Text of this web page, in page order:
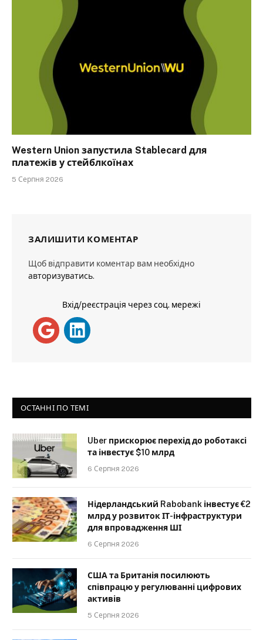
Western Union запустила Stablecard для
платежів у стейблкоїнах
5 Серпня 2026
ЗАЛИШИТИ КОМЕНТАР
Щоб відправити коментар вам необхідно
авторизуватись.
Вхід/реєстрація через соц. мережі
ОСТАННІ ПО ТЕМІ
Uber прискорює перехід до роботаксі
та інвестує $10 млрд
6 Серпня 2026
Нідерландський Rabobank інвестує €2
млрд у розвиток ІТ-інфраструктури
для впровадження ШІ
6 Серпня 2026
США та Британія посилюють
співпрацю у регулюванні цифрових
активів
5 Серпня 2026